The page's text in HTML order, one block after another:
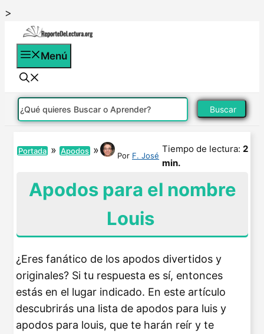
>
contenido
Menú
Buscar
Portada » Apodos » Por F. José
Tiempo de lectura: 2
min.
Apodos para el nombre
Louis
¿Eres fanático de los apodos divertidos y
originales? Si tu respuesta es sí, entonces
estás en el lugar indicado. En este artículo
descubrirás una lista de apodos para luis y
apodos para louis, que te harán reír y te